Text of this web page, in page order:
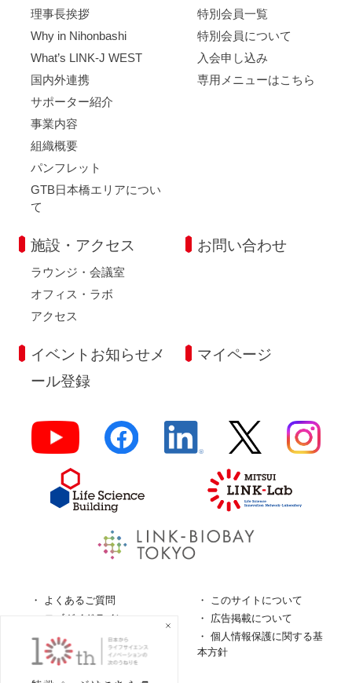
理事長挨拶
Why in Nihonbashi
What’s LINK-J WEST
国内外連携
サポーター紹介
事業内容
組織概要
パンフレット
GTB日本橋エリアについ
て
特別会員一覧
特別会員について
入会申し込み
専用メニューはこちら
施設・アクセス
ラウンジ・会議室
オフィス・ラボ
アクセス
お問い合わせ
イベントお知らせメ
ール登録
マイページ
よくあるご質問
このサイトについて
ロゴガイドライン
広告掲載について
特定商取引法に基づく表
個人情報保護に関する基
本方針